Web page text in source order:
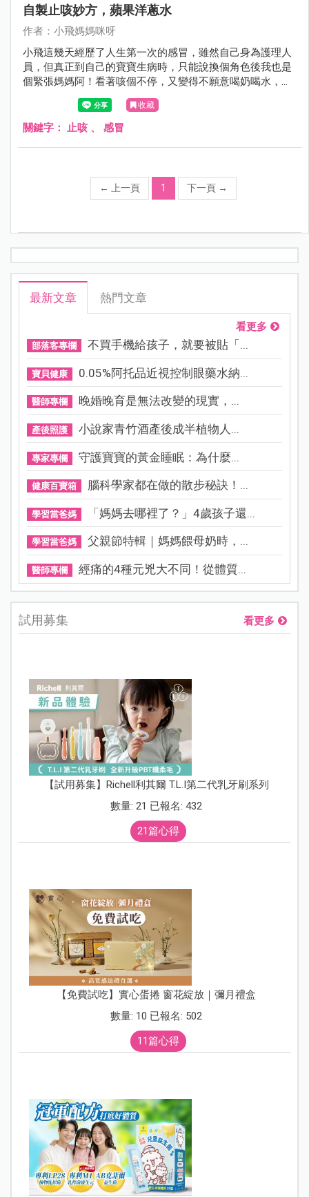
自製止咳妙方，蘋果洋蔥水
作者：小飛媽媽咪呀
小飛這幾天經歷了人生第一次的感冒，雖然自己身為護理人
員，但真正到自己的寶寶生病時，只能說換個角色後我也是
個緊張媽媽阿！看著咳個不停，又變得不願意喝奶喝水，只
好趕快來個救急的蘋果洋蔥水，果然甜甜的好入口，雖然還
是有點咳嗽，但至少感覺有潤喉了。
收藏
關鍵字： 止咳 、 感冒
← 上一頁 1 下一頁 →
最新文章 熱門文章
看更多
部落客專欄 不買手機給孩子，就要被貼「...
寶貝健康 0.05%阿托品近視控制眼藥水納...
醫師專欄 晚婚晚育是無法改變的現實，...
產後照護 小說家青竹酒產後成半植物人...
專家專欄 守護寶寶的黃金睡眠：為什麼...
健康百寶箱 腦科學家都在做的散步秘訣！...
學習當爸媽 「媽媽去哪裡了？」4歲孩子還...
學習當爸媽 父親節特輯｜媽媽餵母奶時，...
醫師專欄 經痛的4種元兇大不同！從體質...
試用募集 看更多
【試用募集】Richell利其爾 T.L.I第二代乳牙刷系列
數量: 21 已報名: 432
21篇心得
【免費試吃】實心蛋捲 窗花綻放｜彌月禮盒
數量: 10 已報名: 502
11篇心得